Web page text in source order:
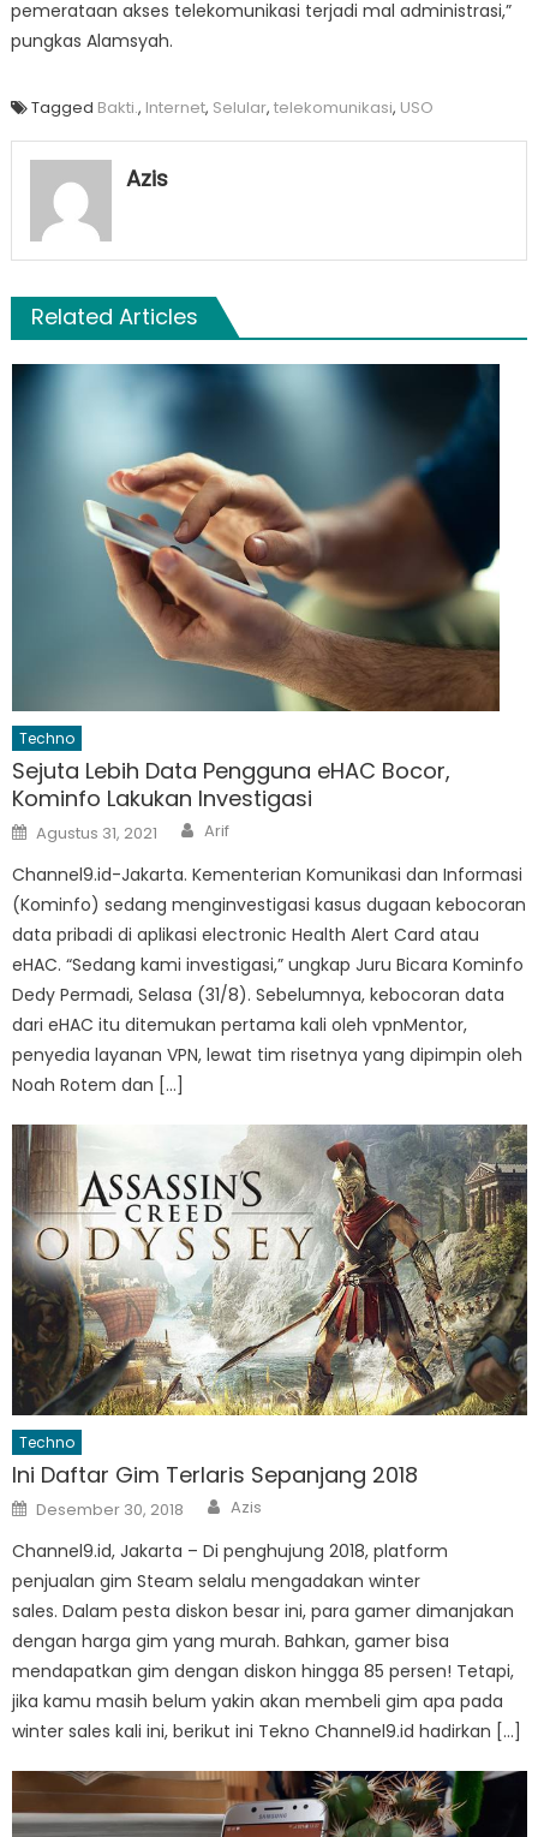
pemerataan akses telekomunikasi terjadi mal administrasi,”
pungkas Alamsyah.
Tagged Bakti., Internet, Selular, telekomunikasi, USO
Azis
Related Articles
Techno
Sejuta Lebih Data Pengguna eHAC Bocor,
Kominfo Lakukan Investigasi
Posted
on
Agustus 31, 2021 Author
Arif
Channel9.id-Jakarta. Kementerian Komunikasi dan Informasi
(Kominfo) sedang menginvestigasi kasus dugaan kebocoran
data pribadi di aplikasi electronic Health Alert Card atau
eHAC. “Sedang kami investigasi,” ungkap Juru Bicara Kominfo
Dedy Permadi, Selasa (31/8). Sebelumnya, kebocoran data
dari eHAC itu ditemukan pertama kali oleh vpnMentor,
penyedia layanan VPN, lewat tim risetnya yang dipimpin oleh
Noah Rotem dan […]
Techno
Ini Daftar Gim Terlaris Sepanjang 2018
Posted
on
Desember 30, 2018 Author
Azis
Channel9.id, Jakarta – Di penghujung 2018, platform
penjualan gim Steam selalu mengadakan winter
sales. Dalam pesta diskon besar ini, para gamer dimanjakan
dengan harga gim yang murah. Bahkan, gamer bisa
mendapatkan gim dengan diskon hingga 85 persen! Tetapi,
jika kamu masih belum yakin akan membeli gim apa pada
winter sales kali ini, berikut ini Tekno Channel9.id hadirkan […]